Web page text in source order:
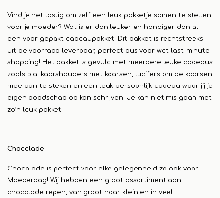
Vind je het lastig om zelf een leuk pakketje samen te stellen
voor je moeder? Wat is er dan leuker en handiger dan al
een voor gepakt cadeaupakket! Dit pakket is rechtstreeks
uit de voorraad leverbaar, perfect dus voor wat last-minute
shopping! Het pakket is gevuld met meerdere leuke cadeaus
zoals o.a. kaarshouders met kaarsen, lucifers om de kaarsen
mee aan te steken en een leuk persoonlijk cadeau waar jij je
eigen boodschap op kan schrijven! Je kan niet mis gaan met
zo’n leuk pakket!
Chocolade
Chocolade is perfect voor elke gelegenheid zo ook voor
Moederdag! Wij hebben een groot assortiment aan
chocolade repen, van groot naar klein en in veel